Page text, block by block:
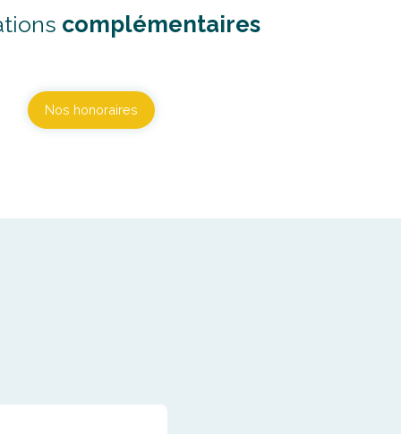
complémentaires
Nos honoraires